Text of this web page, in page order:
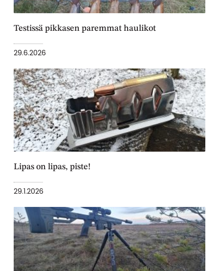
Testissä pikkasen paremmat haulikot
29.6.2026
Lipas on lipas, piste!
29.1.2026